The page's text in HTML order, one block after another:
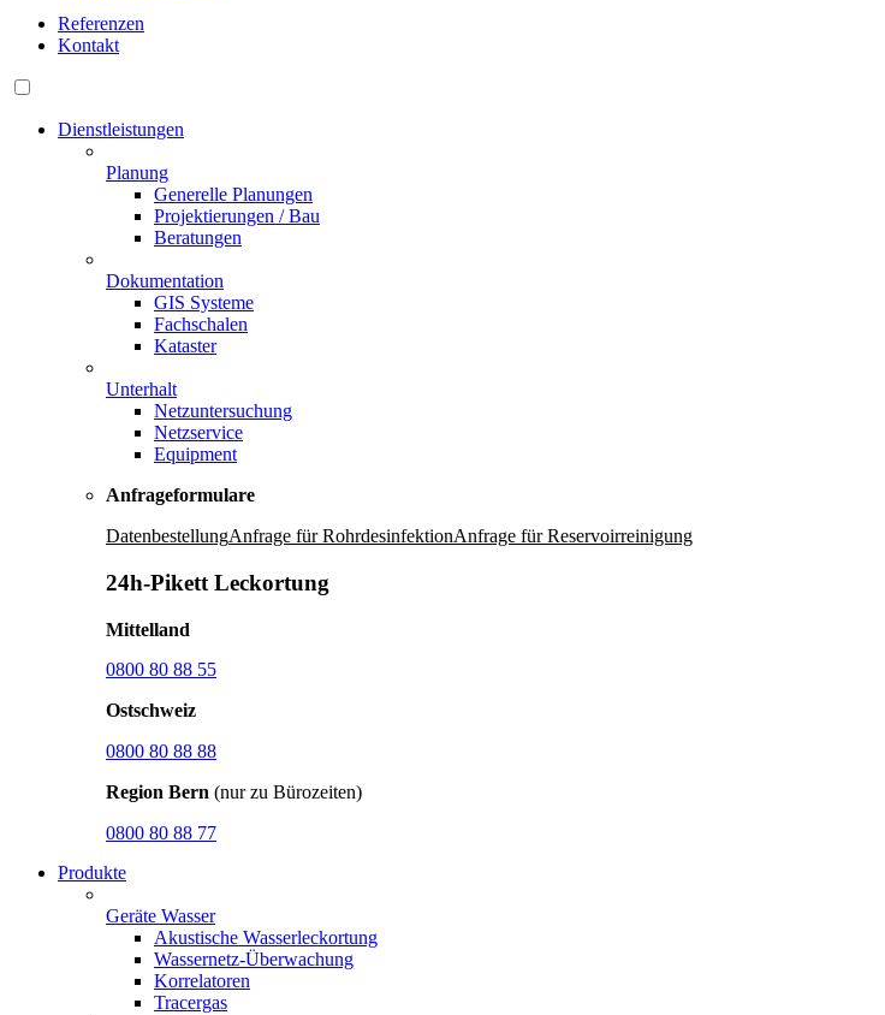
Referenzen
Kontakt
Dienstleistungen
Planung
Generelle Planungen
Projektierungen / Bau
Beratungen
Dokumentation
GIS Systeme
Fachschalen
Kataster
Unterhalt
Netzuntersuchung
Netzservice
Equipment
Anfrageformulare
DatenbestellungAnfrage für RohrdesinfektionAnfrage für Reservoirreinigung
24h-Pikett Leckortung
Mittelland
0800 80 88 55
Ostschweiz
0800 80 88 88
Region Bern (nur zu Bürozeiten)
0800 80 88 77
Produkte
Geräte Wasser
Akustische Wasserleckortung
Wassernetz-Überwachung
Korrelatoren
Tracergas